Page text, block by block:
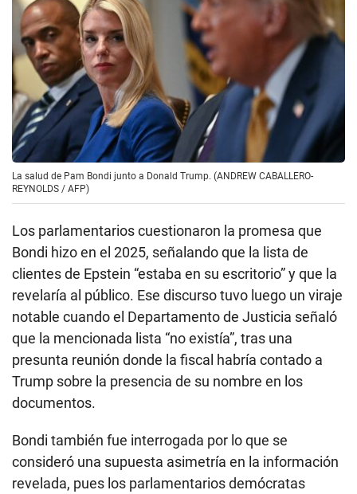
La salud de Pam Bondi junto a Donald Trump. (ANDREW CABALLERO-
REYNOLDS / AFP)
Los parlamentarios cuestionaron la promesa que
Bondi hizo en el 2025, señalando que la lista de
clientes de Epstein “estaba en su escritorio” y que la
revelaría al público. Ese discurso tuvo luego un viraje
notable cuando el Departamento de Justicia señaló
que la mencionada lista “no existía”, tras una
presunta reunión donde la fiscal habría contado a
Trump sobre la presencia de su nombre en los
documentos.
Bondi también fue interrogada por lo que se
consideró una supuesta asimetría en la información
revelada, pues los parlamentarios demócratas